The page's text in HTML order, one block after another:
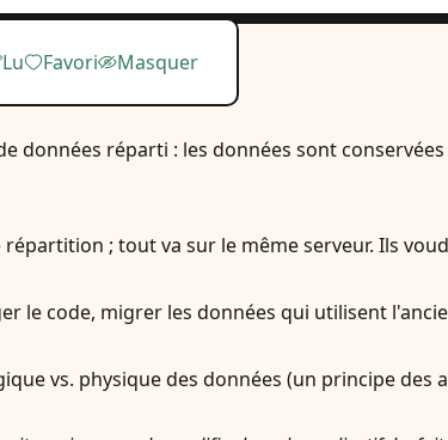
Lu Favori Masquer
données réparti : les données sont
; tout va sur le même serveur. Ils
le code, migrer les données qui utilisent
vs. physique des données (un principe des